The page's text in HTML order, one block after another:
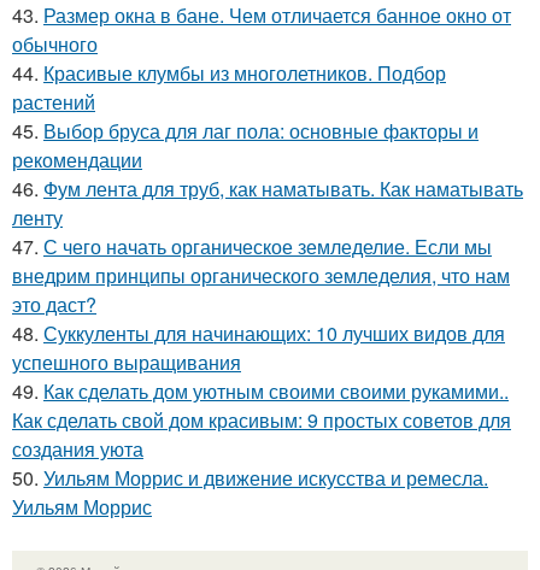
43. Размер окна в бане. Чем отличается банное окно от
обычного
44. Красивые клумбы из многолетников. Подбор
растений
45. Выбор бруса для лаг пола: основные факторы и
рекомендации
46. Фум лента для труб, как наматывать. Как наматывать
ленту
47. С чего начать органическое земледелие. Если мы
внедрим принципы органического земледелия, что нам
это даст?
48. Суккуленты для начинающих: 10 лучших видов для
успешного выращивания
49. Как сделать дом уютным своими своими рукамими..
Как сделать свой дом красивым: 9 простых советов для
создания уюта
50. Уильям Моррис и движение искусства и ремесла.
Уильям Моррис